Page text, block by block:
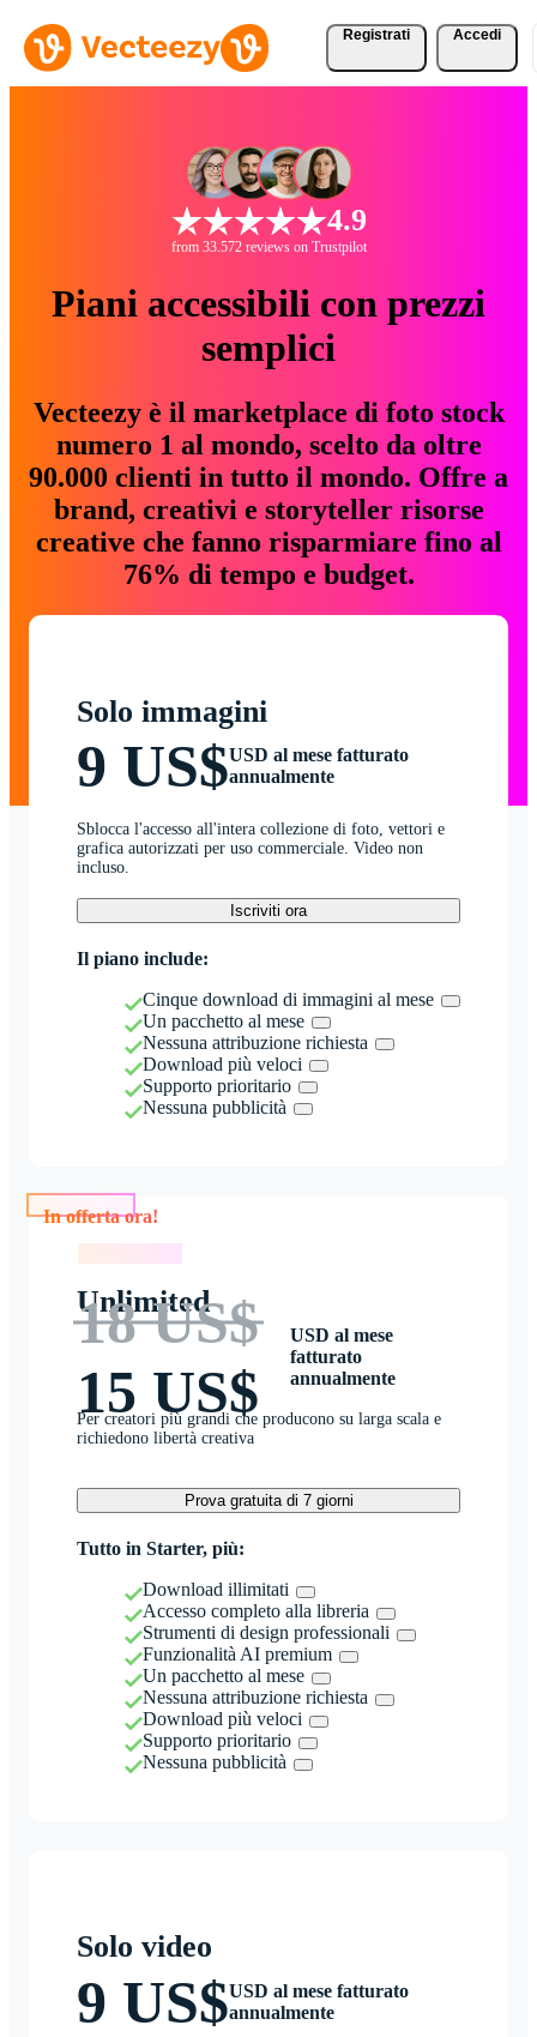
Registrati Accedi
4.9
from 33.572 reviews on Trustpilot
Piani accessibili con prezzi
semplici
Vecteezy è il marketplace di foto stock
numero 1 al mondo, scelto da oltre
90.000 clienti in tutto il mondo. Offre a
brand, creativi e storyteller risorse
creative che fanno risparmiare fino al
76% di tempo e budget.
Solo immagini
9 US$USD al mese fatturato
annualmente
Sblocca l'accesso all'intera collezione di foto, vettori e
grafica autorizzati per uso commerciale. Video non
incluso.
Iscriviti ora
Il piano include:
Cinque download di immagini al mese
Un pacchetto al mese
Nessuna attribuzione richiesta
Download più veloci
Supporto prioritario
Nessuna pubblicità
Unlimited
18 US$
15 US$
USD al mese
fatturato
annualmente
Per creatori più grandi che producono su larga scala e
richiedono libertà creativa
Prova gratuita di 7 giorni
Tutto in Starter, più:
Download illimitati
Accesso completo alla libreria
Strumenti di design professionali
Funzionalità AI premium
Un pacchetto al mese
Nessuna attribuzione richiesta
Download più veloci
Supporto prioritario
Nessuna pubblicità
Solo video
9 US$USD al mese fatturato
annualmente